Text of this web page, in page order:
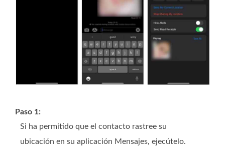
Paso 1:
Si ha permitido que el contacto rastree su
ubicación en su aplicación Mensajes, ejecútelo.